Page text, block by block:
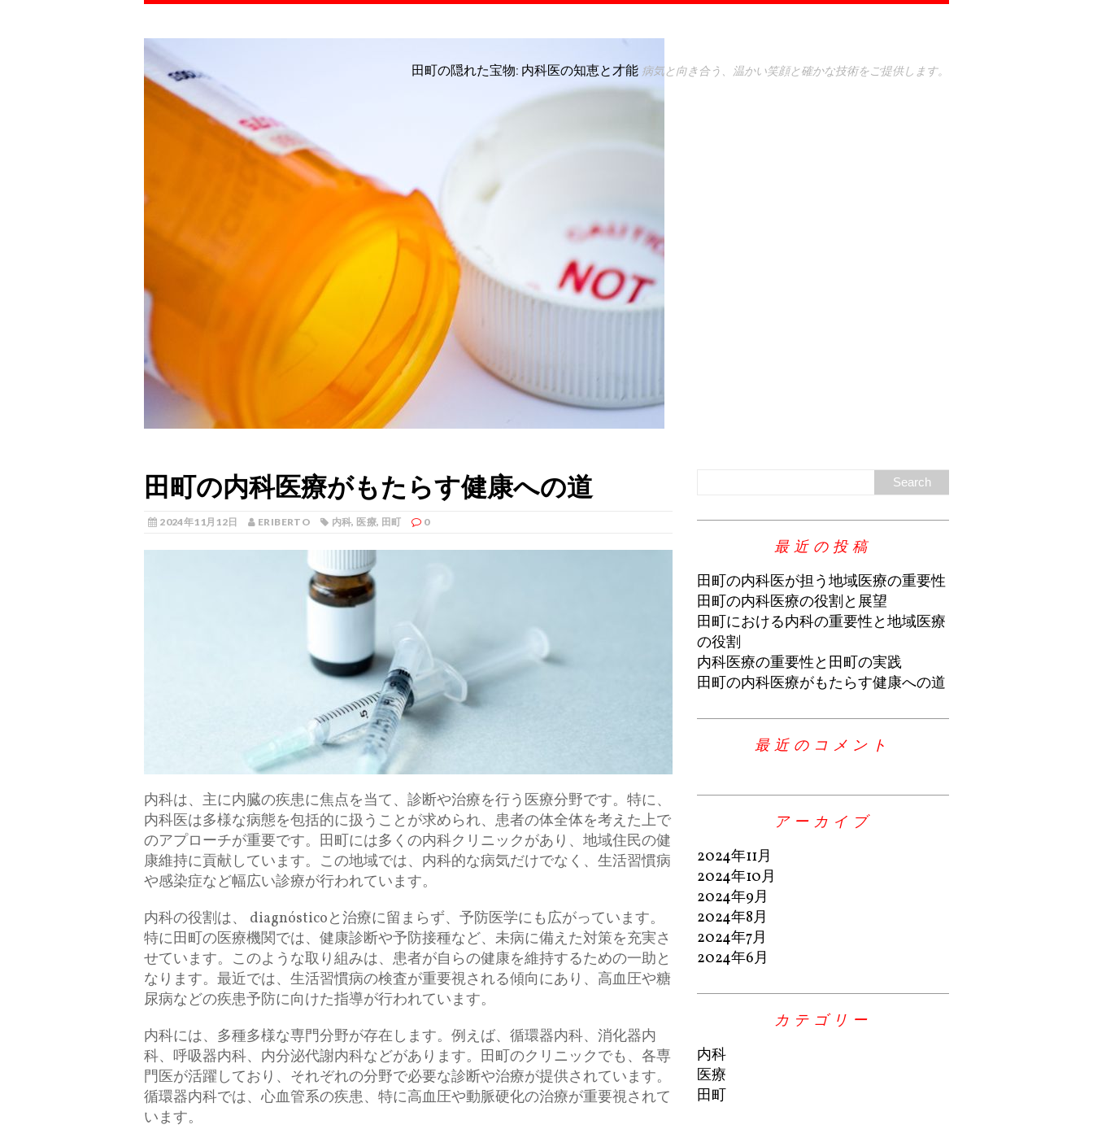
田町の隠れた宝物: 内科医の知恵と才能 病気と向き合う、温かい笑顔と確かな技術をご提供します。
田町の内科医療がもたらす健康への道
2024年11月12日 ERIBERTO 内科, 医療, 田町 0
内科は、主に内臓の疾患に焦点を当て、診断や治療を行う医療分野です。 特に、
内科医は多様な病態を包括的に扱うことが求められ、患者の体全体を考えた上で
のアプローチが重要です。田町には多くの内科クリニックがあり、地域住民の健
康維持に貢献しています。この地域では、内科的な病気だけでなく、生活習慣病
や感染症など幅広い診療が行われています。
内科の役割は、 diagnósticoと治療に留まらず、予防医学にも広がっています。
特に田町の医療機関では、健康診断や予防接種など、未病に備えた対策を充実さ
せています。このような取り組みは、患者が自らの健康を維持するための一助と
なります。最近では、生活習慣病の検査が重要視される傾向にあり、高血圧や糖
尿病などの疾患予防に向けた指導が行われています。
内科には、多種多様な専門分野が存在します。例えば、循環器内科、消化器内
科、呼吸器内科、内分泌代謝内科などがあります。田町のクリニックでも、各専
門医が活躍しており、それぞれの分野で必要な診断や治療が提供されています。
循環器内科では、心血管系の疾患、特に高血圧や動脈硬化の治療が重要視されて
います。
最近の投稿
田町の内科医が担う地域医療の重要性
田町の内科医療の役割と展望
田町における内科の重要性と地域医療
の役割
内科医療の重要性と田町の実践
田町の内科医療がもたらす健康への道
最近のコメント
アーカイブ
2024年11月
2024年10月
2024年9月
2024年8月
2024年7月
2024年6月
カテゴリー
内科
医療
田町